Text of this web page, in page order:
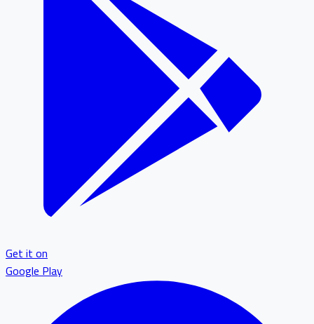
Get it on
Google Play